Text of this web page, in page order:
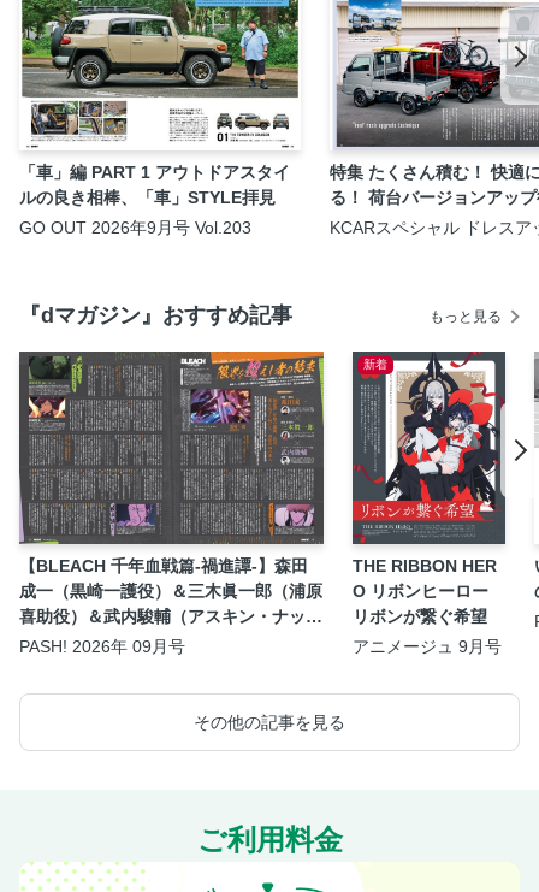
「車」編 PART 1 アウトドアスタイ
ルの良き相棒、「車」STYLE拝見
GO OUT 2026年9月号 Vol.203
特集 たくさん積む！ 快適
る！ 荷台バージョンアッ
KCARスペシャル ドレスア
『dマガジン』おすすめ記事 もっと見る
【BLEACH 千年血戦篇-禍進譚-】森田
成一（黒崎一護役）＆三木眞一郎（浦原
喜助役）＆武内駿輔（アスキン・ナック
ルヴァール役）座談会
PASH! 2026年 09月号
新着
THE RIBBON HER
O リボンヒーロー
リボンが繋ぐ希望
アニメージュ 9月号
その他の記事を見る
ご利用料金